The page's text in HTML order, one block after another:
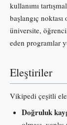
kullanımı
başlangıç
üniversite,
eden programlar
Eleştiriler
Vikipedi çeşitli
Doğruluk